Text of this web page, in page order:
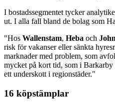
I bostadssegmentet tycker
ut. I alla fall bland de bolag som
"Hos Wallenstam, Heba och
risk för vakanser eller sänkta
marknader med problem, som
mycket på kort tid, som i
ett underskott i regionstäder."
16 köpstämplar